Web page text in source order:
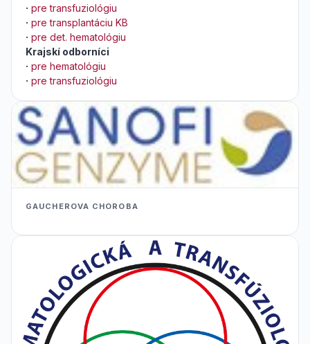
· pre transfuziológiu
· pre transplantáciu KB
· pre det. hematológiu
Krajskí odborníci
· pre hematológiu
· pre transfuziológiu
GAUCHEROVA CHOROBA